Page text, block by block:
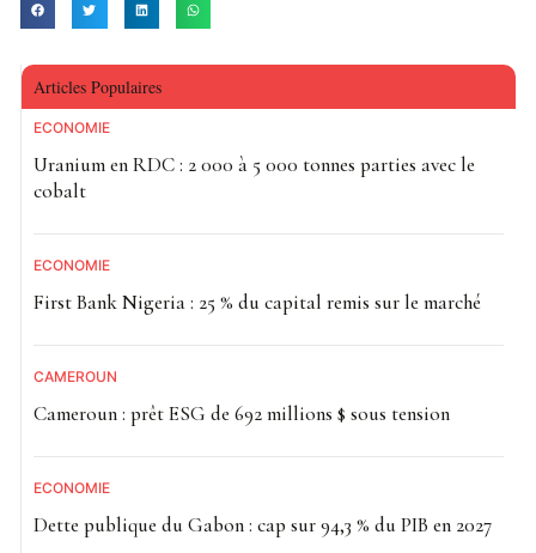
Articles Populaires
ECONOMIE
Uranium en RDC : 2 000 à 5 000 tonnes parties avec le
cobalt
ECONOMIE
First Bank Nigeria : 25 % du capital remis sur le marché
CAMEROUN
Cameroun : prêt ESG de 692 millions $ sous tension
ECONOMIE
Dette publique du Gabon : cap sur 94,3 % du PIB en 2027